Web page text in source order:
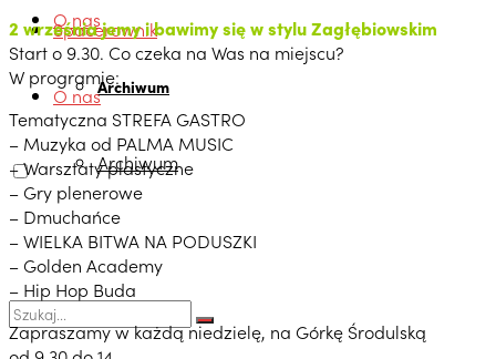
O nas
Archiwum
Spacerownik
O nas
Archiwum
2 wrześniajemy i bawimy się w stylu Zagłębiowskim
Start o 9.30. Co czeka na Was na miejscu?
W programie:
Tematyczna STREFA GASTRO
– Muzyka od PALMA MUSIC
– Warsztaty plastyczne
– Gry plenerowe
– Dmuchańce
– WIELKA BITWA NA PODUSZKI
– Golden Academy
– Hip Hop Buda
Zapraszamy w każdą niedzielę, na Górkę Środulską